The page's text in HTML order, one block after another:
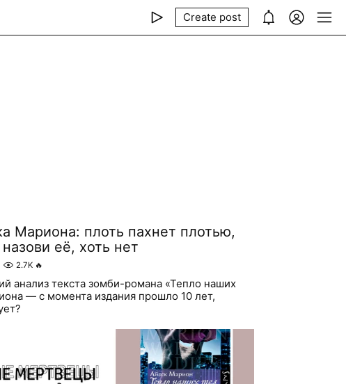
Create post
Мариона: плоть пахнет плотью,
её, хоть нет
2.7K 🔥
анализ текста зомби-романа «Тепло наших
— с момента издания прошло 10 лет,